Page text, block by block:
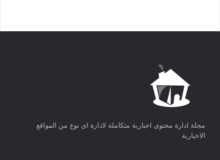
مجلة ادارة محتوى اخبارية متكاملة لادارة اى نوع من المواقع
الاخبارية